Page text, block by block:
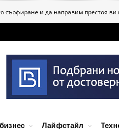
сърфиране и да направим престоя ви
Лайфстайл